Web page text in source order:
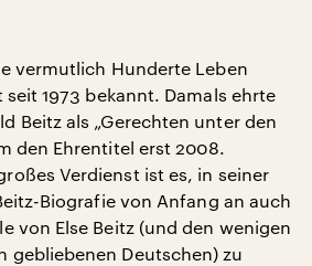
vermutlich Hunderte Leben
1973 bekannt. Damals ehrte
Beitz als „Gerechten unter den
den Ehrentitel erst 2008.
Verdienst ist es, in seiner
Biografie von Anfang an auch
von Else Beitz (und den wenigen
gebliebenen Deutschen) zu